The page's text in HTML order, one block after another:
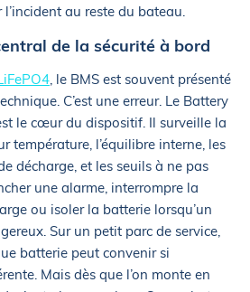
au reste du bateau.
de la sécurité à bord
, le BMS est souvent présenté
C’est une erreur. Le Battery
le cœur du dispositif. Il surveille la
température, l’équilibre interne, les
décharge, et les seuils à ne pas
une alarme, interrompre la
ou isoler la batterie lorsqu’un
Sur un petit parc de service,
batterie peut convenir si
Mais dès que l’on monte en